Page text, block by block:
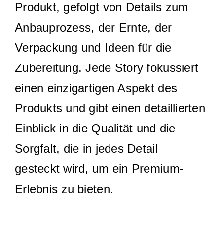
Produkt, gefolgt von Details zum
Anbauprozess, der Ernte, der
Verpackung und Ideen für die
Zubereitung. Jede Story fokussiert
einen einzigartigen Aspekt des
Produkts und gibt einen detaillierten
Einblick in die Qualität und die
Sorgfalt, die in jedes Detail
gesteckt wird, um ein Premium-
Erlebnis zu bieten.